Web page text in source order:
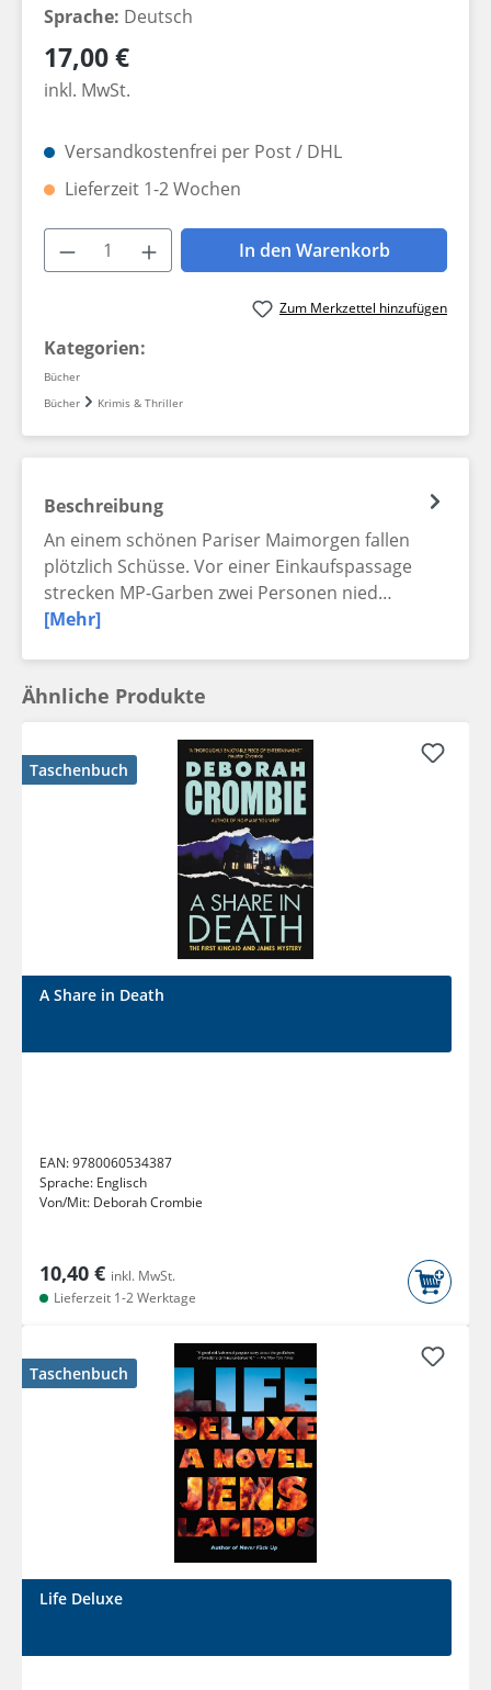
Sprache: Deutsch
Regulärer Preis:
17,00 €
inkl. MwSt.
Versandkostenfrei per Post / DHL
Lieferzeit 1-2 Wochen
Produkt Anzahl: Gib den
In den Warenkorb
Zum Merkzettel hinzufügen
Kategorien:
Bücher
Bücher
Krimis & Thriller
Beschreibung
An einem schönen Pariser Maimorgen fallen
plötzlich Schüsse. Vor einer Einkaufspassage
strecken MP-Garben zwei Personen nied…
[Mehr]
Ähnliche Produkte
Taschenbuch
A Share in Death
EAN:9780060534387
Sprache: Englisch
Von/Mit: Deborah Crombie
10,40 € inkl. MwSt.
Lieferzeit 1-2 Werktage
Taschenbuch
Life Deluxe